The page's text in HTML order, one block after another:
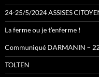
24-25/5/2024 ASSISES
La ferme ou je t’enferme !
Communiqué DARMANIN –
TOLTEN